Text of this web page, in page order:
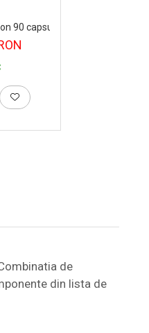
90 capsule
de
din lista de